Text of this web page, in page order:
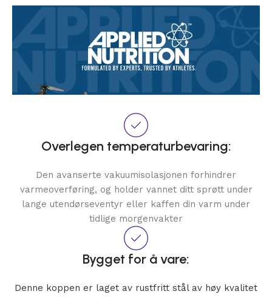
Overlegen temperaturbevaring:
Den avanserte vakuumisolasjonen forhindrer
varmeoverføring, og holder vannet ditt sprøtt under
lange utendørseventyr eller kaffen din varm under
tidlige morgenvakter
Bygget for å vare:
Denne koppen er laget av rustfritt stål av høy kvalitet